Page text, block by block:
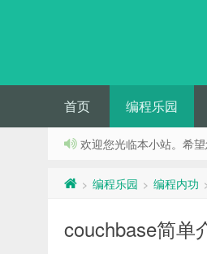
首页 编程乐园
欢迎您光临本小站。希
> 编程乐园 > 编程内功 >
couchbase简单